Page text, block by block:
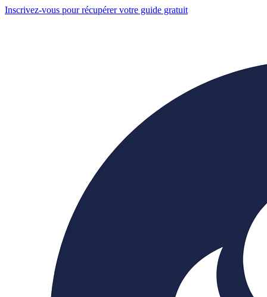
Inscrivez-vous pour récupérer votre guide gratuit